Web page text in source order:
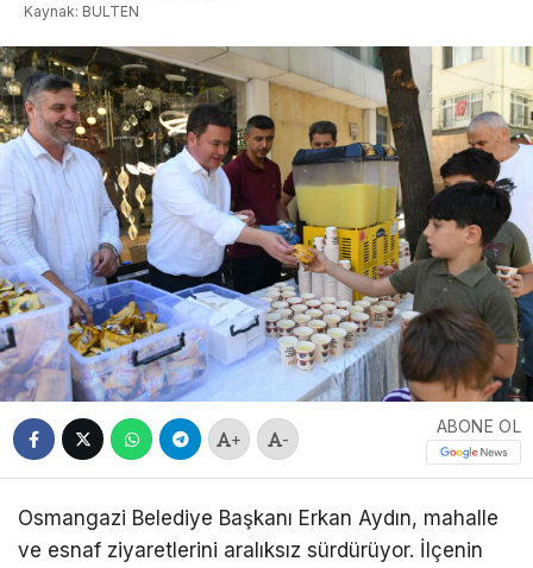
Kaynak: BULTEN
+ -
ABONE OL
Osmangazi Belediye Başkanı Erkan Aydın, mahalle
ve esnaf ziyaretlerini aralıksız sürdürüyor. İlçenin